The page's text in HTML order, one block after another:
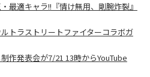
最適キャラ!!『情け無用、剛腕炸裂』
トラストリートファイターコラボガ
作発表会が7/21 13時からYouTube